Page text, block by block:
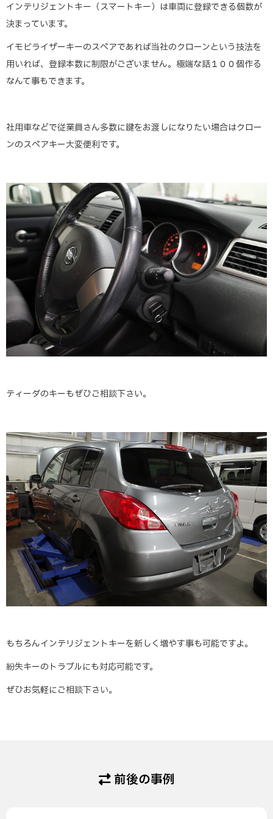
インテリジェントキー（スマートキー）は車両に登録できる個数が
決まっています。
イモビライザーキーのスペアであれば当社のクローンという技法を
用いれば、登録本数に制限がございません。極端な話１００個作る
なんて事もできます。
社用車などで従業員さん多数に鍵をお渡しになりたい場合はクロー
ンのスペアキー大変便利です。
ティーダのキーもぜひご相談下さい。
もちろんインテリジェントキーを新しく増やす事も可能ですよ。
紛失キーのトラブルにも対応可能です。
ぜひお気軽にご相談下さい。
前後の事例